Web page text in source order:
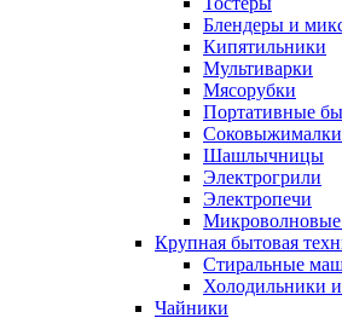
Блендеры и
Кипятильники
Мультиварки
Мясорубки
Портативные
Соковыжималки
Шашлычницы
Электрогрили
Электропечи
Микроволновые
Крупная бытовая
Стиральные
Холодильники
Чайники